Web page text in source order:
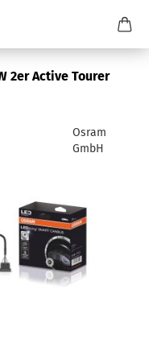
2er Active Tourer
Osram
GmbH